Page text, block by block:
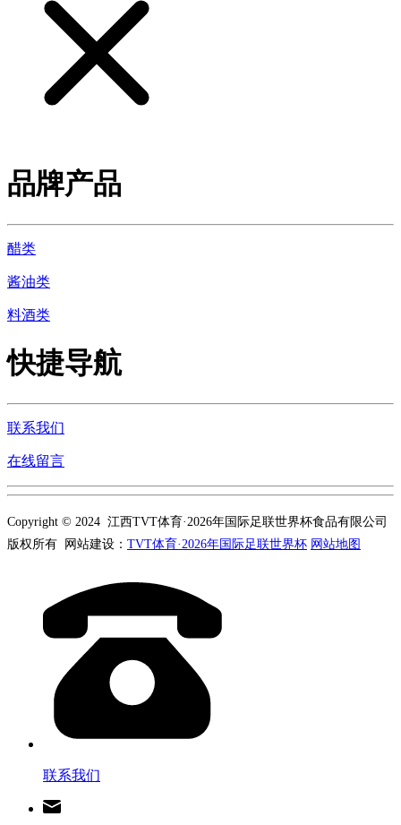
品牌产品
醋类
酱油类
料酒类
快捷导航
联系我们
在线留言
Copyright © 2024 江西TVT体育·2026年国际足联世界杯食品有限公司
版权所有 网站建设： TVT体育·2026年国际足联世界杯 网站地图
联系我们